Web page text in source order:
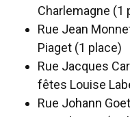
Charlemagne (1
Rue Jean
Piaget (1 place)
Rue Jacques
fêtes Louise
Rue Johann